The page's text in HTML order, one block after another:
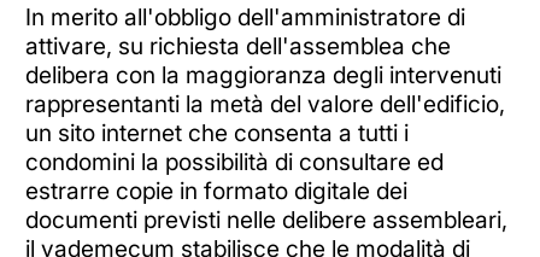
In merito all'obbligo dell'amministratore di
attivare, su richiesta dell'assemblea che
delibera con la maggioranza degli intervenuti
rappresentanti la metà del valore dell'edificio,
un sito internet che consenta a tutti i
condomini la possibilità di consultare ed
estrarre copie in formato digitale dei
documenti previsti nelle delibere assembleari,
il vademecum stabilisce che le modalità di